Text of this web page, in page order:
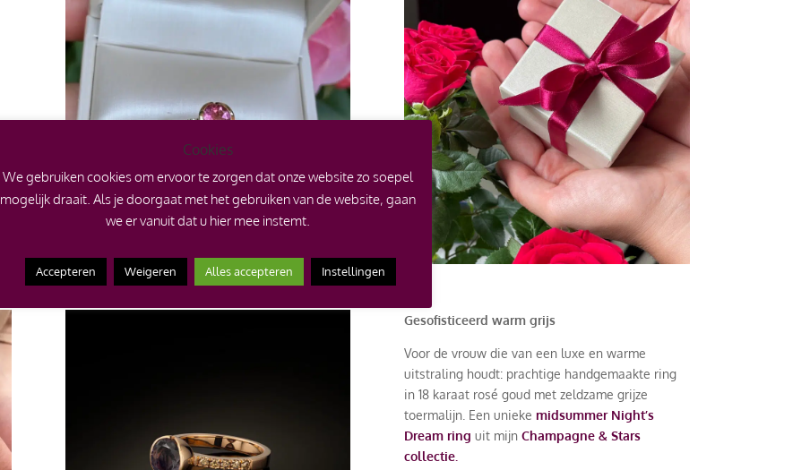
Gesofisticeerd warm grijs
Voor de vrouw die van een luxe en warme
uitstraling houdt: prachtige handgemaakte ring
in 18 karaat rosé goud met zeldzame grijze
toermalijn. Een unieke midsummer Night’s
Dream ring uit mijn Champagne & Stars
collectie.
Cookies
We gebruiken cookies om ervoor te zorgen dat onze website zo soepel
mogelijk draait. Als je doorgaat met het gebruiken van de website, gaan
we er vanuit dat u hier mee instemt.
Accepteren Weigeren Alles accepteren Instellingen